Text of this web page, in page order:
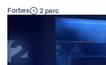
Forbes 2 perc